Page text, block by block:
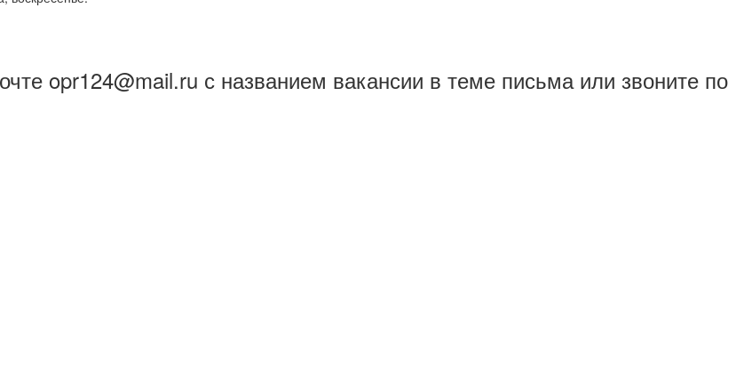
opr124@mail.ru с названием вакансии в теме письма или звоните по